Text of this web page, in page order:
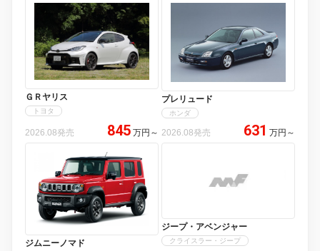
ＧＲヤリス
トヨタ
2026.08発売 845 万円 ～
プレリュード
ホンダ
2026.08発売 631 万円 ～
ジムニーノマド
ジープ・アベンジャー
クライスラー・ジープ